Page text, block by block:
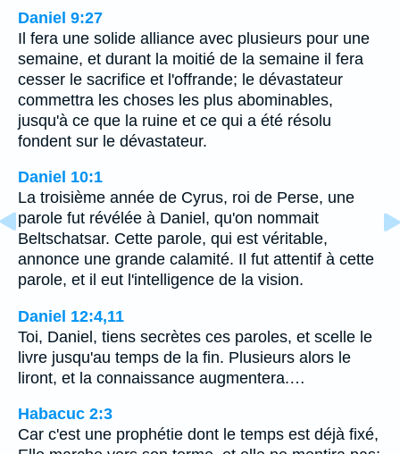
Daniel 9:27
Il fera une solide alliance avec plusieurs pour une
semaine, et durant la moitié de la semaine il fera
cesser le sacrifice et l'offrande; le dévastateur
commettra les choses les plus abominables,
jusqu'à ce que la ruine et ce qui a été résolu
fondent sur le dévastateur.
Daniel 10:1
La troisième année de Cyrus, roi de Perse, une
parole fut révélée à Daniel, qu'on nommait
Beltschatsar. Cette parole, qui est véritable,
annonce une grande calamité. Il fut attentif à cette
parole, et il eut l'intelligence de la vision.
Daniel 12:4,11
Toi, Daniel, tiens secrètes ces paroles, et scelle le
livre jusqu'au temps de la fin. Plusieurs alors le
liront, et la connaissance augmentera.…
Habacuc 2:3
Car c'est une prophétie dont le temps est déjà fixé,